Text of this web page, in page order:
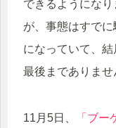
できるようになり
が、事態はすで
になっていて、結
最後までありませ
11月5日、 「ブー